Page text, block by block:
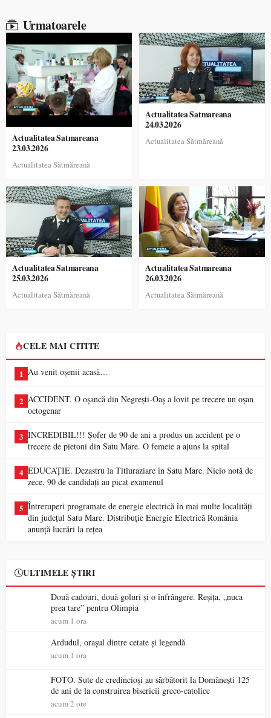
Urmatoarele
Actualitatea Satmareana
23.03.2026
Actualitatea Sătmăreană
Actualitatea Satmareana
24.03.2026
Actualitatea Sătmăreană
Actualitatea Satmareana
25.03.2026
Actualitatea Sătmăreană
Actualitatea Satmareana
26.03.2026
Actualitatea Sătmăreană
CELE MAI CITITE
1 Au venit oșenii acasă…
2 ACCIDENT. O oșancă din Negrești-Oaș a lovit pe trecere un oșan
octogenar
3 INCREDIBIL!!! Șofer de 90 de ani a produs un accident pe o
trecere de pietoni din Satu Mare. O femeie a ajuns la spital
4 EDUCAȚIE. Dezastru la Titluraziare în Satu Mare. Nicio notă de
zece, 90 de candidați au picat examenul
5 Întreruperi programate de energie electrică în mai multe localități
din județul Satu Mare. Distribuție Energie Electrică România
anunță lucrări la rețea
ULTIMELE ȘTIRI
Două cadouri, două goluri și o înfrângere. Reșița, „nuca
prea tare” pentru Olimpia
acum 1 ora
Ardudul, orașul dintre cetate și legendă
acum 1 ora
FOTO. Sute de credincioși au sărbătorit la Domănești 125
de ani de la construirea bisericii greco-catolice
acum 2 ore